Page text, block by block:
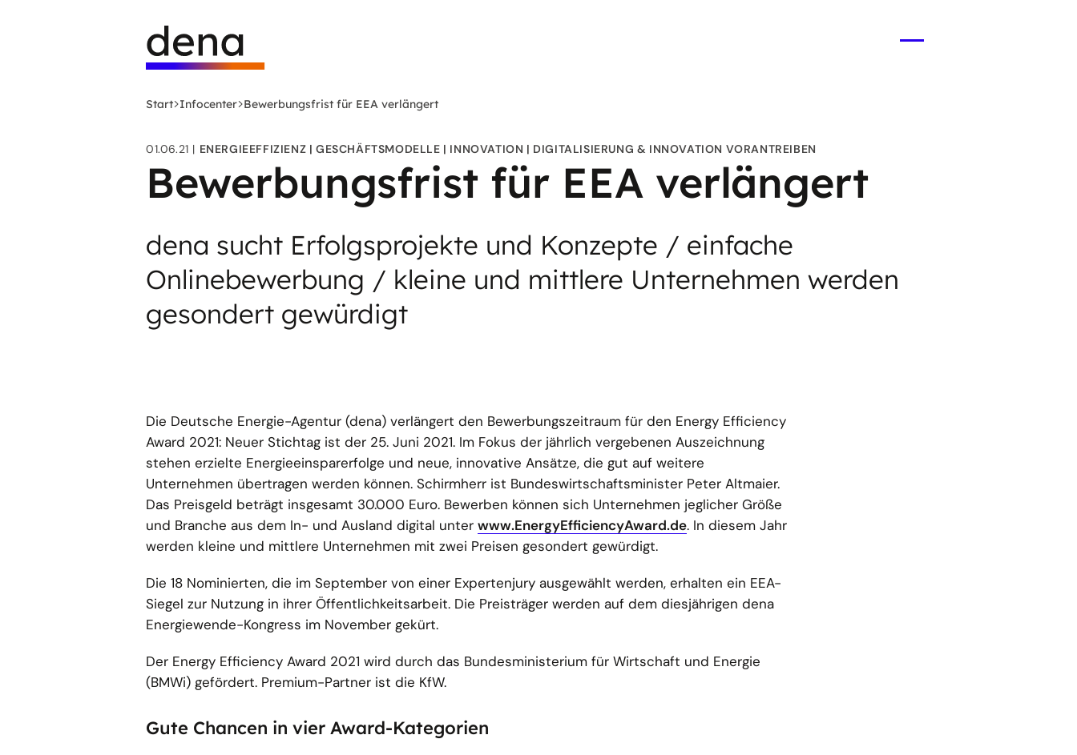
Deutsche
Energie-
Agentur
-
Startseite
Start Infocenter Bewerbungsfrist für EEA verlängert
01.06.21 ENERGIEEFFIZIENZ GESCHÄFTSMODELLE INNOVATION DIGITALISIERUNG & INNOVATION VORANTREIBEN
Bewerbungsfrist für EEA verlängert
dena sucht Erfolgsprojekte und Konzepte / einfache
Onlinebewerbung / kleine und mittlere Unternehmen werden
gesondert gewürdigt
Die Deutsche Energie-Agentur (dena) verlängert den Bewerbungszeitraum für den Energy Efficiency
Award 2021: Neuer Stichtag ist der 25. Juni 2021. Im Fokus der jährlich vergebenen Auszeichnung
stehen erzielte Energieeinsparerfolge und neue, innovative Ansätze, die gut auf weitere
Unternehmen übertragen werden können. Schirmherr ist Bundeswirtschaftsminister Peter Altmaier.
Das Preisgeld beträgt insgesamt 30.000 Euro. Bewerben können sich Unternehmen jeglicher Größe
und Branche aus dem In- und Ausland digital unter www.EnergyEfficiencyAward.de. In diesem Jahr
werden kleine und mittlere Unternehmen mit zwei Preisen gesondert gewürdigt.
Die 18 Nominierten, die im September von einer Expertenjury ausgewählt werden, erhalten ein EEA-
Siegel zur Nutzung in ihrer Öffentlichkeitsarbeit. Die Preisträger werden auf dem diesjährigen dena
Energiewende-Kongress im November gekürt.
Der Energy Efficiency Award 2021 wird durch das Bundesministerium für Wirtschaft und Energie
(BMWi) gefördert. Premium-Partner ist die KfW.
Gute Chancen in vier Award-Kategorien